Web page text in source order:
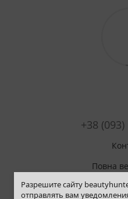
Разрешите сайту
отправлять вам
+38
Повна